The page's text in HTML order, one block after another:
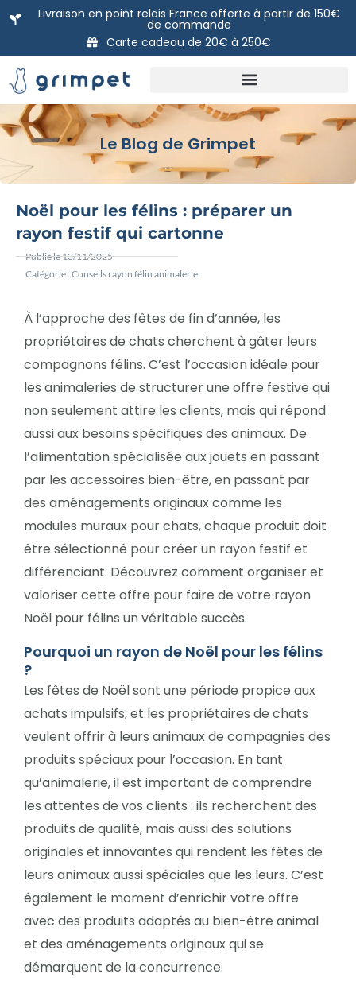
Aller
contenu
Livraison en point relais France offerte à partir de 150€
de commande
Carte cadeau de 20€ à 250€
Le Blog de Grimpet
Noël pour les félins : préparer un
rayon festif qui cartonne
Publié le13/11/2025
Catégorie : Conseils rayon félin animalerie
À l’approche des fêtes de fin d’année, les
propriétaires de chats cherchent à gâter leurs
compagnons félins. C’est l’occasion idéale pour
les animaleries de structurer une offre festive qui
non seulement attire les clients, mais qui répond
aussi aux besoins spécifiques des animaux. De
l’alimentation spécialisée aux jouets en passant
par les accessoires bien-être, en passant par
des aménagements originaux comme les
modules muraux pour chats, chaque produit doit
être sélectionné pour créer un rayon festif et
différenciant. Découvrez comment organiser et
valoriser cette offre pour faire de votre rayon
Noël pour félins un véritable succès.
Pourquoi un rayon de Noël pour les félins
?
Les fêtes de Noël sont une période propice aux
achats impulsifs, et les propriétaires de chats
veulent offrir à leurs animaux de compagnies des
produits spéciaux pour l’occasion. En tant
qu’animalerie, il est important de comprendre
les attentes de vos clients : ils recherchent des
produits de qualité, mais aussi des solutions
originales et innovantes qui rendent les fêtes de
leurs animaux aussi spéciales que les leurs. C’est
également le moment d’enrichir votre offre
avec des produits adaptés au bien-être animal
et des aménagements originaux qui se
démarquent de la concurrence.